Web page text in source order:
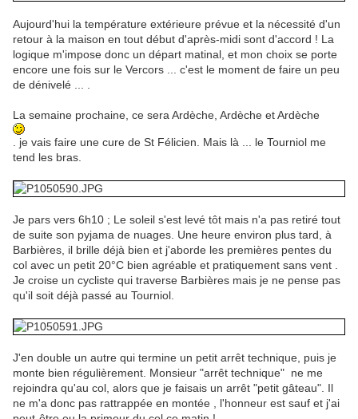
Aujourd'hui la température extérieure prévue et la nécessité d'un
retour à la maison en tout début d'après-midi sont d'accord ! La
logique m'impose donc un départ matinal, et mon choix se porte
encore une fois sur le Vercors ... c'est le moment de faire un peu
de dénivelé ... .
La semaine prochaine, ce sera Ardèche, Ardèche et Ardèche
. je vais faire une cure de St Félicien. Mais là ... le Tourniol me
tend les bras.
Je pars vers 6h10 ; Le soleil s'est levé tôt mais n'a pas retiré tout
de suite son pyjama de nuages. Une heure environ plus tard, à
Barbières, il brille déjà bien et j'aborde les premières pentes du
col avec un petit 20°C bien agréable et pratiquement sans vent .
Je croise un cycliste qui traverse Barbières mais je ne pense pas
qu'il soit déjà passé au Tourniol.
J'en double un autre qui termine un petit arrêt technique, puis je
monte bien régulièrement. Monsieur "arrêt technique" ne me
rejoindra qu'au col, alors que je faisais un arrêt "petit gâteau". Il
ne m'a donc pas rattrappée en montée , l'honneur est sauf et j'ai